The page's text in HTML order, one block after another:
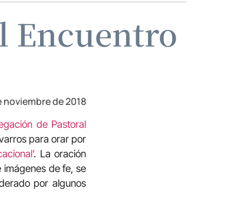
Encuentro
noviembre de 2018
de Pastoral
para orar por
. La oración
imágenes de fe, se
por algunos